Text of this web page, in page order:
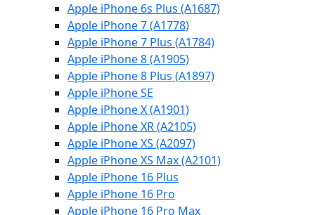
Apple iPhone 6s Plus (A1687)
Apple iPhone 7 (A1778)
Apple iPhone 7 Plus (A1784)
Apple iPhone 8 (A1905)
Apple iPhone 8 Plus (A1897)
Apple iPhone SE
Apple iPhone X (A1901)
Apple iPhone XR (A2105)
Apple iPhone XS (A2097)
Apple iPhone XS Max (A2101)
Apple iPhone 16 Plus
Apple iPhone 16 Pro
Apple iPhone 16 Pro Max